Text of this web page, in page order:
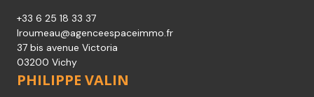
+33 6 25 18 33 37
lroumeau@agenceespaceimmo.fr
37 bis avenue Victoria
03200 Vichy
PHILIPPE VALIN